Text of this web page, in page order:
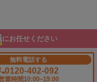
にお任せください
無料電話する
0120-402-092
業時間10:00~19:00
Reserved.